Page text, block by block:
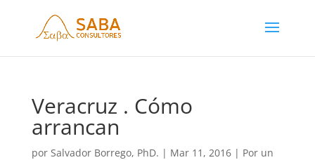
Veracruz . Cómo
arrancan
por Salvador Borrego, PhD. | Mar 11, 2016| Por un